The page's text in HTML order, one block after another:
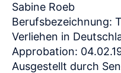
Sabine Roeb
Berufsbezeichnung:
Verliehen in
Approbation:
Ausgestellt durch